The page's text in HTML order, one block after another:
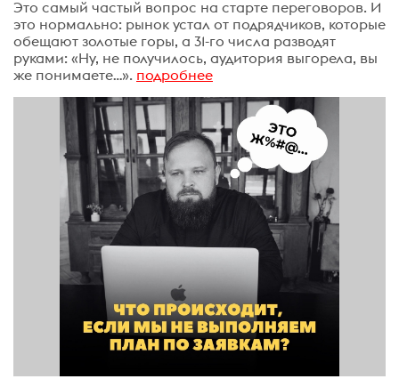
Это самый частый вопрос на старте переговоров. И
это нормально: рынок устал от подрядчиков, которые
обещают золотые горы, а 31-го числа разводят
руками: «Ну, не получилось, аудитория выгорела, вы
же понимаете…». подробнее